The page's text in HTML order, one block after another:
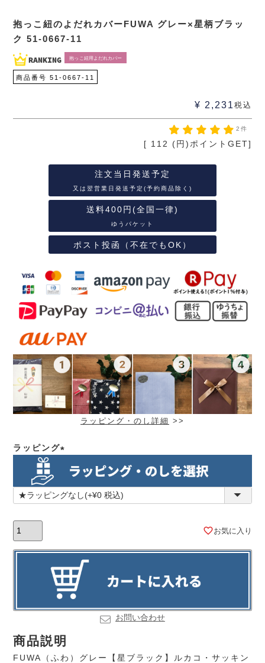
抱っこ紐のよだれカバーFUWA グレー×星柄ブラッ
ク 51-0667-11
抱っこ紐用よだれカバー
商品番号 51-0667-11
¥ 2,231 税込
2件
[ 112 (円)ポイントGET]
注文当日発送予定
又は翌営業日発送予定(予約商品除く)
送料400円(全国一律)
ゆうパケット
ポスト投函（不在でもOK）
ラッピング・のし詳細 >>
ラッピング
(必
須)
お気に入り
お問い合わせ
商品説明
FUWA（ふわ）グレー【星ブラック】ルカコ・サッキン